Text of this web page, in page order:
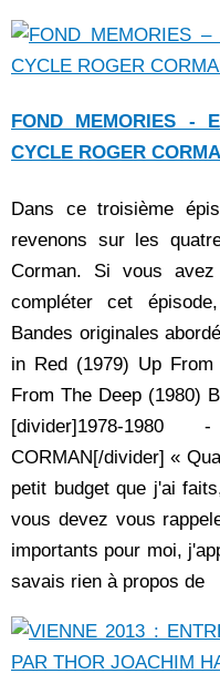
FOND MEMORIES -
CYCLE ROGER
Dans ce troisième
revenons sur les
Corman. Si vous
compléter cet
Bandes originales
in Red (1979) Up From
From The Deep (1980)
[divider]1978-
CORMAN[/divider] «
petit budget que j'ai
vous devez vous
importants pour moi,
savais rien à propos de